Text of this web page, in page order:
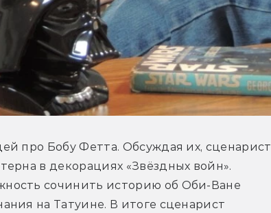
про Бобу Фетта. Обсуждая их, сценарист
в декорациях «Звёздных войн».
сочинить историю об Оби-Ване
на Татуине. В итоге сценарист